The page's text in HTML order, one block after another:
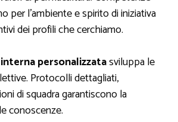
per l’ambiente e spirito di iniziativa
dei profili che cerchiamo.
personalizzatasviluppa le
Protocolli dettagliati,
di squadra garantiscono la
conoscenze.